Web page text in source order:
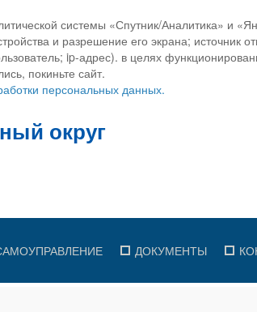
системы «Спутник/Аналитика» и
и разрешение его экрана; источник
ip-адрес). в целях
покиньте сайт.
персональных данных.
ДОКУМЕНТЫ